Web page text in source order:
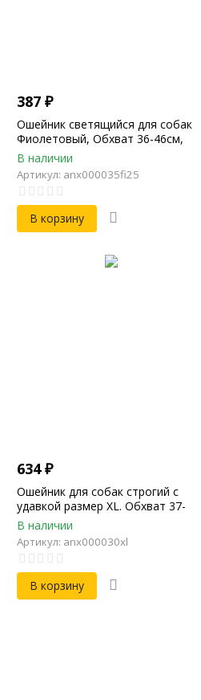
387₽
Ошейник светящийся для собак
Фиолетовый, Обхват 36-46см,
Длина 50см, Ширина 25мм,
светодиодный
В наличии
Артикул: anx000035fi25
В корзину
634₽
Ошейник для собак строгий с
удавкой размер XL. Обхват 37-
62см, Ширина 32мм, Толщина
4мм
В наличии
Артикул: anx000030xl
В корзину